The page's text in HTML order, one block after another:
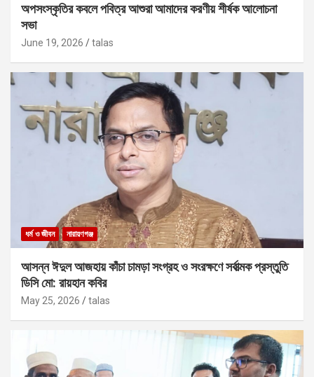
অপসংস্কৃতির কবলে পবিত্র আশুরা আমাদের করণীয় শীর্ষক আলোচনা
সভা
June 19, 2026 talas
ধর্ম ও জীবন নারায়ণগঞ্জ
আসন্ন ঈদুল আজহায় কাঁচা চামড়া সংগ্রহ ও সংরক্ষণে সর্বাত্মক প্রস্তুতি
ডিসি মো: রায়হান কবির
May 25, 2026 talas